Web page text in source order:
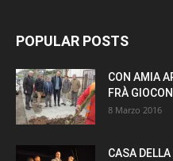
POPULAR POSTS
CON AMIA
FRÀ
8 Marzo 2016
CASA